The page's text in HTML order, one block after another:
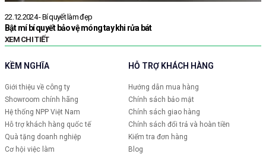
22.12.2024 - Bí quyết làm đẹp
Bật mí bí quyết bảo vệ móng tay khi rửa bát
XEM CHI TIẾT
KỀM NGHĨA
Giới thiệu về công ty
Showroom chính hãng
Hệ thống NPP Việt Nam
Hỗ trợ khách hàng quốc tế
Quà tặng doanh nghiệp
Cơ hội việc làm
HỖ TRỢ KHÁCH HÀNG
Hướng dẫn mua hàng
Chính sách bảo mật
Chính sách giao hàng
Chính sách đổi trả và hoàn tiền
Kiểm tra đơn hàng
Blog